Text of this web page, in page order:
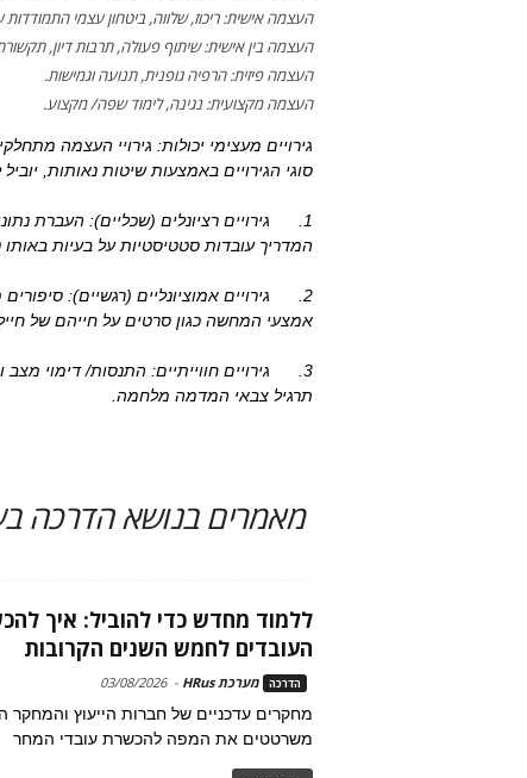
העצמה אישית: ריכוז, שלווה, ביטחון עצמי התמודדות
העצמה בין אישית: שיתוף פעולה, תרבות דיון,
העצמה פיזית: הרפיה גופנית, תנועה וגמישות.
העצמה מקצועית: נגינה, לימוד שפה/ מקצוע.
גירויים מעצימי יכולות: גירויי העצמה
סוגי הגירויים באמצעות שיטות נאותות,
1. גירויים רציונלים (שכליים): העברת
המדריך עובדות סטטיסטיות על בעיות באותו
2. גירויים אמוציונליים (רגשיים):
אמצעי המחשה כגון סרטים על חייהם של
3. גירויים חווייתיים: התנסות/ דימוי
תרגיל צבאי המדמה מלחמה.
מאמרים בנושא הדרכה
ללמוד מחדש כדי להוביל: איך
העובדים לחמש השנים הקרובות
הדרכה מערכת HRus -
03/08/2026
מחקרים עדכניים של חברות הייעוץ והמחקר
משרטטים את המפה להכשרת עובדי המחר